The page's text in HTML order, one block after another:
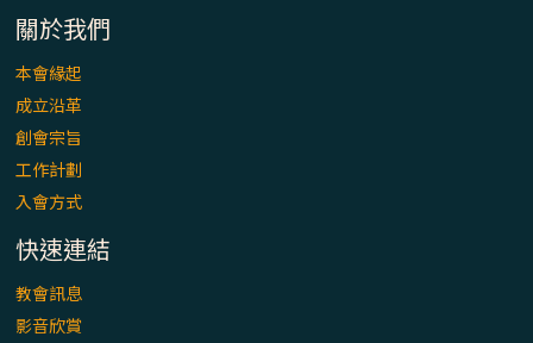
關於我們
本會緣起
成立沿革
創會宗旨
工作計劃
入會方式
快速連結
教會訊息
影音欣賞